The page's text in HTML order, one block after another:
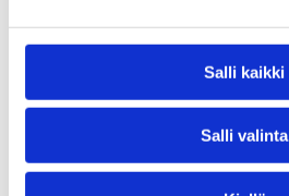
Salli kaikki
Salli valinta
Betoninsekoittimet